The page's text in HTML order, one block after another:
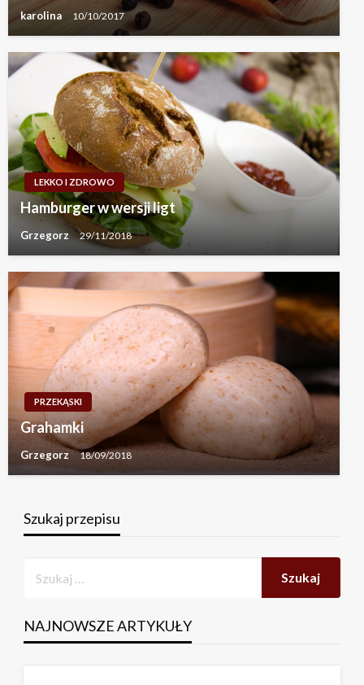
karolina 10/10/2017
LEKKO I ZDROWO
Hamburger w wersji ligt
Grzegorz 29/11/2018
PRZEKĄSKI
Grahamki
Grzegorz 18/09/2018
Szukaj przepisu
NAJNOWSZE ARTYKUŁY